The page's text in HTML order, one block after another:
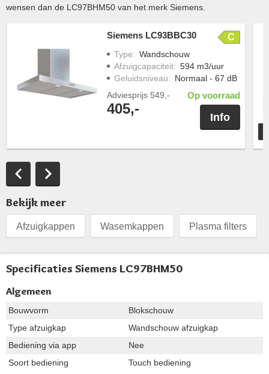
wensen dan de LC97BHM50 van het merk Siemens.
Siemens LC93BBC30 C
Type: Wandschouw
Afzuigcapaciteit: 594 m3/uur
Geluidsniveau: Normaal - 67 dB
Adviesprijs 549,-
405,-
Op voorraad
Info
Bekijk meer
Afzuigkappen Wasemkappen Plasma filters
Specificaties Siemens LC97BHM50
Algemeen
Bouwvorm
Blokschouw
Type afzuigkap
Wandschouw afzuigkap
Bediening via app
Nee
Soort bediening
Touch bediening